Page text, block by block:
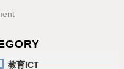
教育ICT